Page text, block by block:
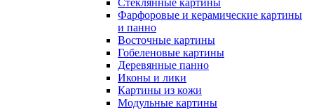
Стеклянные картины
Фарфоровые и керамические картины
и панно
Восточные картины
Гобеленовые картины
Деревянные панно
Иконы и лики
Картины из кожи
Модульные картины